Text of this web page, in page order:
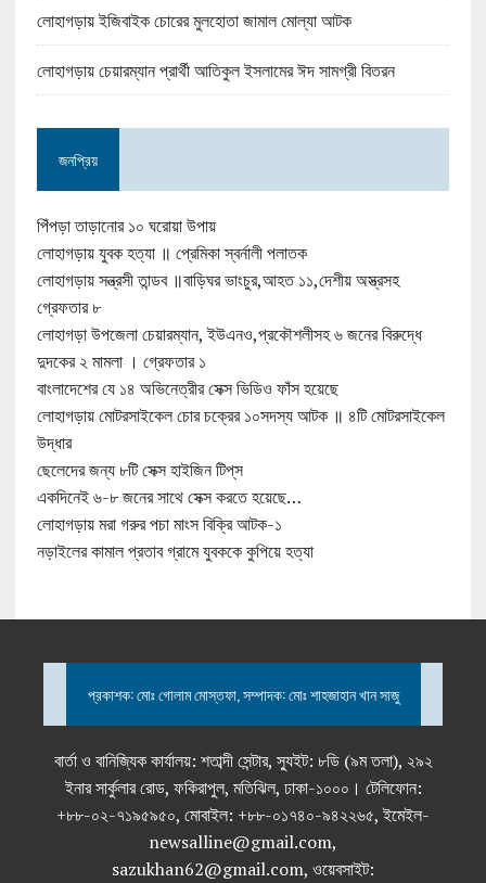
লোহাগড়ায় ইজিবাইক চোরের মুলহোতা জামাল মোল্যা আটক
লোহাগড়ায় চেয়ারম্যান প্রার্থী আতিকুল ইসলামের ঈদ সামগ্রী বিতরন
জনপ্রিয়
পিঁপড়া তাড়ানোর ১০ ঘরোয়া উপায়
লোহাগড়ায় যুবক হত্যা ॥ প্রেমিকা স্বর্নালী পলাতক
লোহাগড়ায় সন্ত্রসী তান্ডব ॥বাড়িঘর ভাংচুর,আহত ১১,দেশীয় অস্ত্রসহ
গ্রেফতার ৮
লোহাগড়া উপজেলা চেয়ারম্যান, ইউএনও,প্রকৌশলীসহ ৬ জনের বিরুদ্ধে
দুদকের ২ মামলা । গ্রেফতার ১
বাংলাদেশের যে ১৪ অভিনেত্রীর সেক্স ভিডিও ফাঁস হয়েছে
লোহাগড়ায় মোটরসাইকেল চোর চক্রের ১০সদস্য আটক ॥ ৪টি মোটরসাইকেল
উদ্ধার
ছেলেদের জন্য ৮টি সেক্স হাইজিন টিপ্‌স
একদিনেই ৬-৮ জনের সাথে সেক্স করতে হয়েছে…
লোহাগড়ায় মরা গরুর পচা মাংস বিক্রি আটক-১
নড়াইলের কামাল প্রতাব গ্রামে যুবককে কুপিয়ে হত্যা
প্রকাশক: মোঃ গোলাম মোস্তফা, সম্পাদক: মোঃ শাহজাহান খান সাজু
বার্তা ও বানিজ্যিক কার্যালয়: শতাব্দী সেন্টার, স্যুইট: ৮ডি (৯ম তলা), ২৯২
ইনার সার্কুলার রোড, ফকিরাপুল, মতিঝিল, ঢাকা-১০০০। টেলিফোন:
+৮৮-০২-৭১৯৫৯৫০, মোবাইল: +৮৮-০১৭৪০-৯৪২২৬৫, ইমেইল-
newsalline@gmail.com,
sazukhan62@gmail.com, ওয়েবসাইট: